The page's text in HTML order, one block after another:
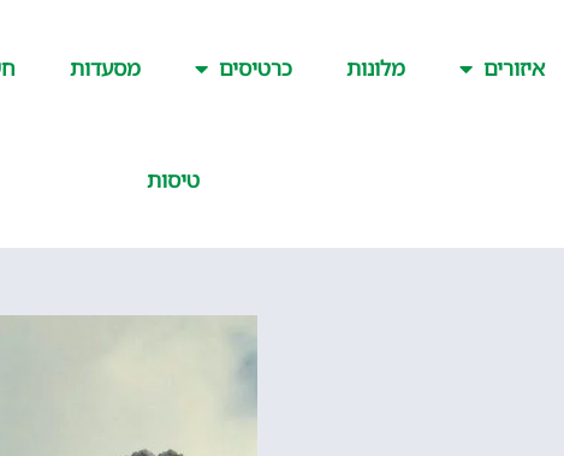
איזורים מלונות כרטיסים מסעדות
טיסות